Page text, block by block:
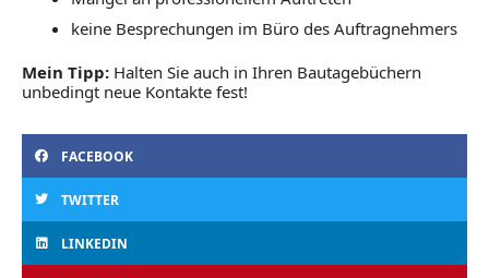
keine Besprechungen im Büro des Auftragnehmers
Mein Tipp: Halten Sie auch in Ihren Bautagebüchern
unbedingt neue Kontakte fest!
FACEBOOK
TWITTER
LINKEDIN